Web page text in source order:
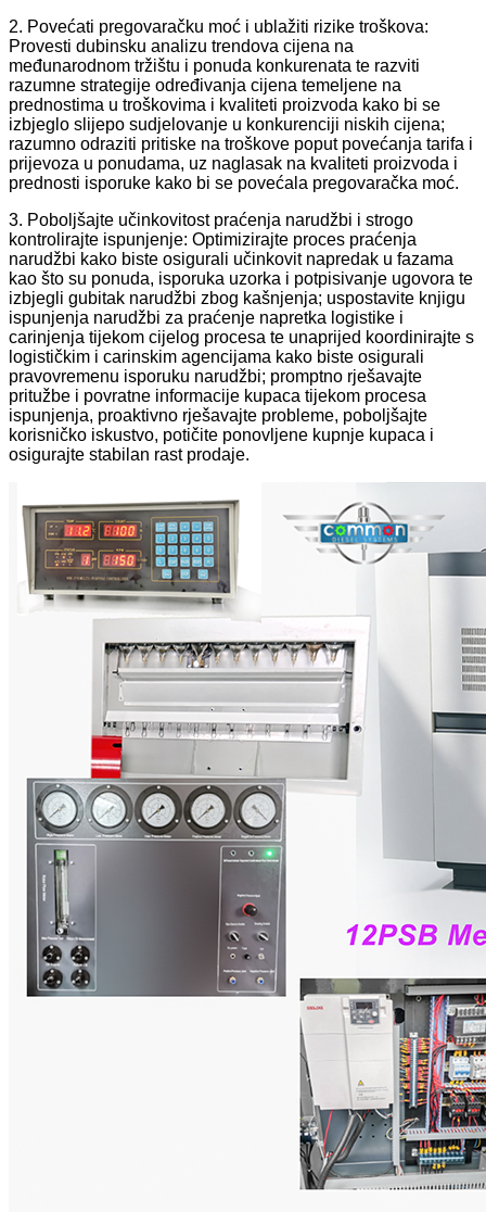
2. Povećati pregovaračku moć i ublažiti rizike troškova:
Provesti dubinsku analizu trendova cijena na
međunarodnom tržištu i ponuda konkurenata te razviti
razumne strategije određivanja cijena temeljene na
prednostima u troškovima i kvaliteti proizvoda kako bi se
izbjeglo slijepo sudjelovanje u konkurenciji niskih cijena;
razumno odraziti pritiske na troškove poput povećanja tarifa i
prijevoza u ponudama, uz naglasak na kvaliteti proizvoda i
prednosti isporuke kako bi se povećala pregovaračka moć.
3. Poboljšajte učinkovitost praćenja narudžbi i strogo
kontrolirajte ispunjenje: Optimizirajte proces praćenja
narudžbi kako biste osigurali učinkovit napredak u fazama
kao što su ponuda, isporuka uzorka i potpisivanje ugovora te
izbjegli gubitak narudžbi zbog kašnjenja; uspostavite knjigu
ispunjenja narudžbi za praćenje napretka logistike i
carinjenja tijekom cijelog procesa te unaprijed koordinirajte s
logističkim i carinskim agencijama kako biste osigurali
pravovremenu isporuku narudžbi; promptno rješavajte
pritužbe i povratne informacije kupaca tijekom procesa
ispunjenja, proaktivno rješavajte probleme, poboljšajte
korisničko iskustvo, potičite ponovljene kupnje kupaca i
osigurajte stabilan rast prodaje.